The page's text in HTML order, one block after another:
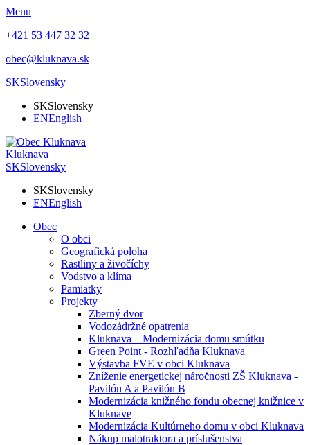
Menu
+421 53 447 32 32
obec@kluknava.sk
SKSlovensky
SKSlovensky
ENEnglish
Kluknava
SKSlovensky
SKSlovensky
ENEnglish
Obec
O obci
Geografická poloha
Rastliny a živočíchy
Vodstvo a klíma
Pamiatky
Projekty
Zberný dvor
Vodozádržné opatrenia
Kluknava – Modernizácia domu smútku
Green Point - Rozhľadňa Kluknava
Výstavba FVE v obci Kluknava
Zníženie energetickej náročnosti ZŠ Kluknava -
Pavilón A a Pavilón B
Modernizácia knižného fondu obecnej knižnice v
Kluknave
Modernizácia Kultúrneho domu v obci Kluknava
Nákup malotraktora a príslušenstva